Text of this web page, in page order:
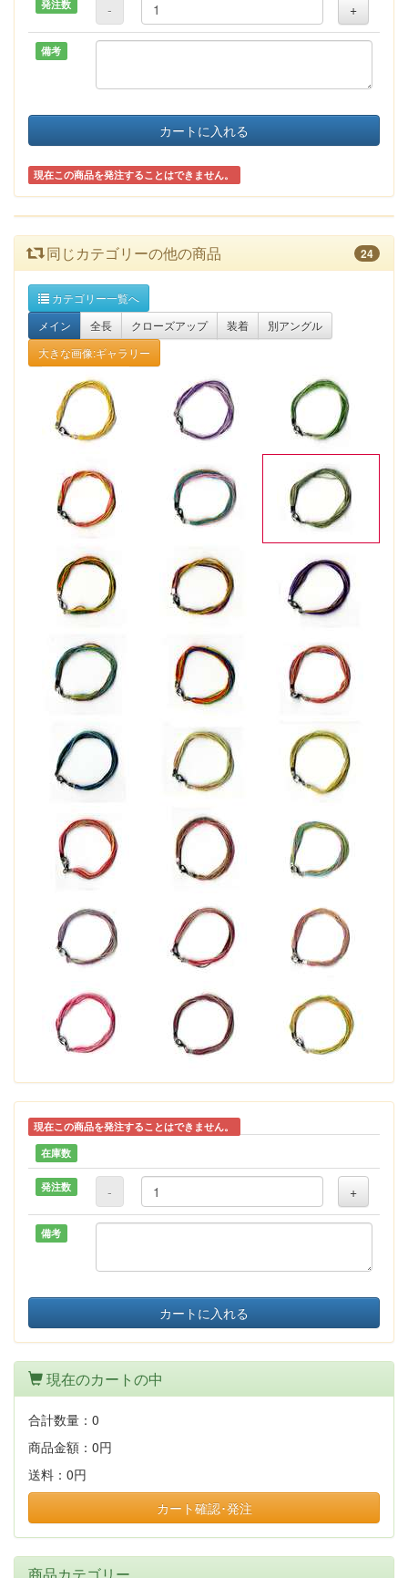
発注数 - +
備考
カートに入れる
現在この商品を発注することはできません。
同じカテゴリーの他の商品 24
カテゴリー一覧へ
メイン
全長 クローズアップ 装着
別アングル
大きな画像:ギャラリー
現在この商品を発注することはできません。
在庫数
発注数 - +
備考
カートに入れる
現在のカートの中
合計数量： 0
商品金額： 0円
送料： 0円
カート確認･発注